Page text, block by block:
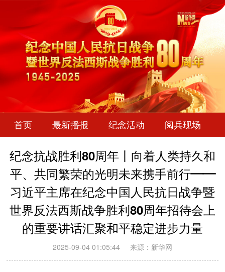
首页 最新播报 纪念活动 阅兵现场
纪念抗战胜利80周年丨向着人类持久和
平、共同繁荣的光明未来携手前行——
习近平主席在纪念中国人民抗日战争暨
世界反法西斯战争胜利80周年招待会上
的重要讲话汇聚和平稳定进步力量
2025-09-04 01:05:44 来源：新华网